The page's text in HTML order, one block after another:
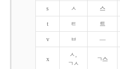
s ㅅ 스
t ㅌ 트
v ㅂ ―
x
ㅅ,
ㄱㅅ
ㄱ스